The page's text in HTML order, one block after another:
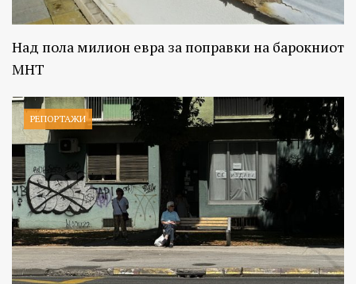
Над пола милион евра за поправки на барокниот
МНТ
РЕПОРТАЖИ